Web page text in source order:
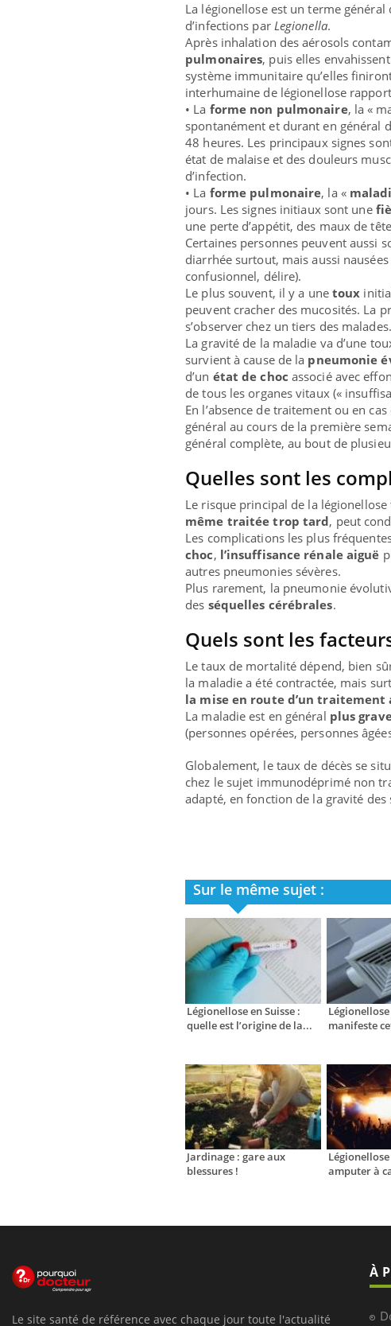
La légionellose est un terme
d’infections par Legionella.
Après inhalation des aérosols
pulmonaires, puis elles
système immunitaire qu’elles
interhumaine de légionellose
• La forme non pulmonaire, la «
spontanément et durant en général
48 heures. Les principaux signes
état de malaise et des douleurs
d’infection.
• La forme pulmonaire, la «
jours. Les signes initiaux sont une
une perte d’appétit, des maux de
Certaines personnes peuvent aussi
diarrhée surtout, mais aussi
confusionnel, délire).
Le plus souvent, il y a une toux
peuvent cracher des mucosités. La
s’observer chez un tiers des malades.
La gravité de la maladie va d’une
survient à cause de la pneumonie
d’un état de choc associé avec
de tous les organes vitaux («
En l’absence de traitement ou en
général au cours de la première
général complète, au bout de
Quelles sont les
Le risque principal de la
même traitée trop tard, peut
Les complications les plus
choc, l’insuffisance rénale aiguë
autres pneumonies sévères.
Plus rarement, la pneumonie
des séquelles cérébrales.
Quels sont les
Le taux de mortalité dépend, bien
la maladie a été contractée, mais
la mise en route d’un
La maladie est en général plus
(personnes opérées, personnes
Globalement, le taux de décès se
chez le sujet immunodéprimé non
adapté, en fonction de la gravité des
Sur le même sujet :
Légionellose en Suisse :
quelle est l’origine de la...
manifeste
Jardinage : gare aux
blessures !
amputer à
Le site santé de référence avec chaque jour toute l'actualité
À